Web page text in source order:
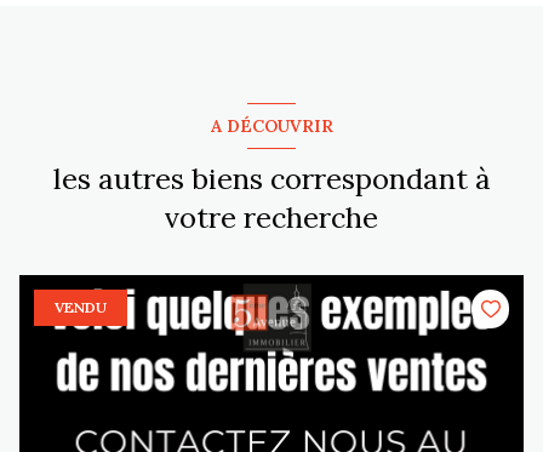
A DÉCOUVRIR
les autres biens correspondant à
votre recherche
VENDU